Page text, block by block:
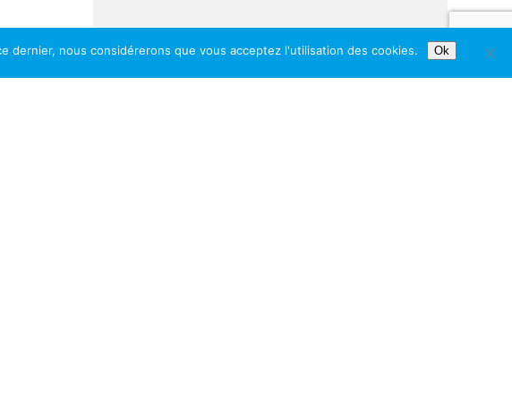
dernier, nous considérerons que vous acceptez l'utilisation des cookies. Ok